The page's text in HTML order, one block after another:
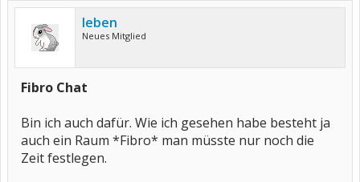
leben
Neues Mitglied
Fibro Chat
Bin ich auch dafür. Wie ich gesehen habe besteht ja
auch ein Raum *Fibro* man müsste nur noch die
Zeit festlegen.